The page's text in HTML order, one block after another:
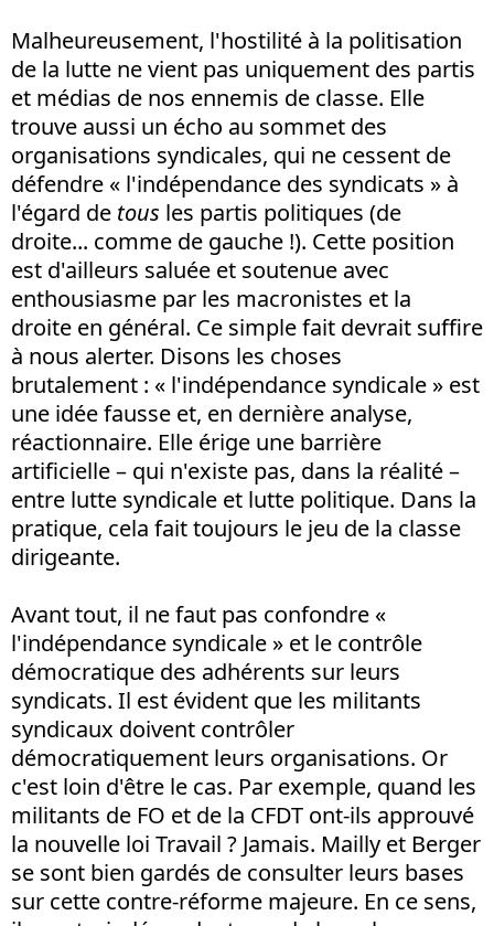
Malheureusement, l'hostilité à la politisation
de la lutte ne vient pas uniquement des partis
et médias de nos ennemis de classe. Elle
trouve aussi un écho au sommet des
organisations syndicales, qui ne cessent de
défendre « l'indépendance des syndicats » à
l'égard de tous les partis politiques (de
droite... comme de gauche !). Cette position
est d'ailleurs saluée et soutenue avec
enthousiasme par les macronistes et la
droite en général. Ce simple fait devrait suffire
à nous alerter. Disons les choses
brutalement : « l'indépendance syndicale » est
une idée fausse et, en dernière analyse,
réactionnaire. Elle érige une barrière
artificielle – qui n'existe pas, dans la réalité –
entre lutte syndicale et lutte politique. Dans la
pratique, cela fait toujours le jeu de la classe
dirigeante.
Avant tout, il ne faut pas confondre «
l'indépendance syndicale » et le contrôle
démocratique des adhérents sur leurs
syndicats. Il est évident que les militants
syndicaux doivent contrôler
démocratiquement leurs organisations. Or
c'est loin d'être le cas. Par exemple, quand les
militants de FO et de la CFDT ont-ils approuvé
la nouvelle loi Travail ? Jamais. Mailly et Berger
se sont bien gardés de consulter leurs bases
sur cette contre-réforme majeure. En ce sens,